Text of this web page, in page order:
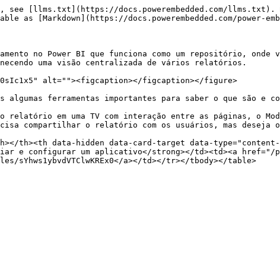
see [llms.txt](https://docs.powerembedded.com/llms.txt).
as [Markdown](https://docs.powerembedded.com/power-
no Power BI que funciona como um repositório,
uma visão centralizada de vários relatórios.
alt=""><figcaption></figcaption></figure>
algumas ferramentas importantes para saber o que são e
em uma TV com interação entre as páginas, o
compartilhar o relatório com os usuários, mas
th><th data-hidden data-card-target data-
e configurar um aplicativo</strong></td><td><a href="/pages/